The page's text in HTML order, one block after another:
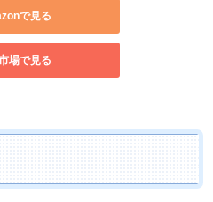
で見る
場で見る